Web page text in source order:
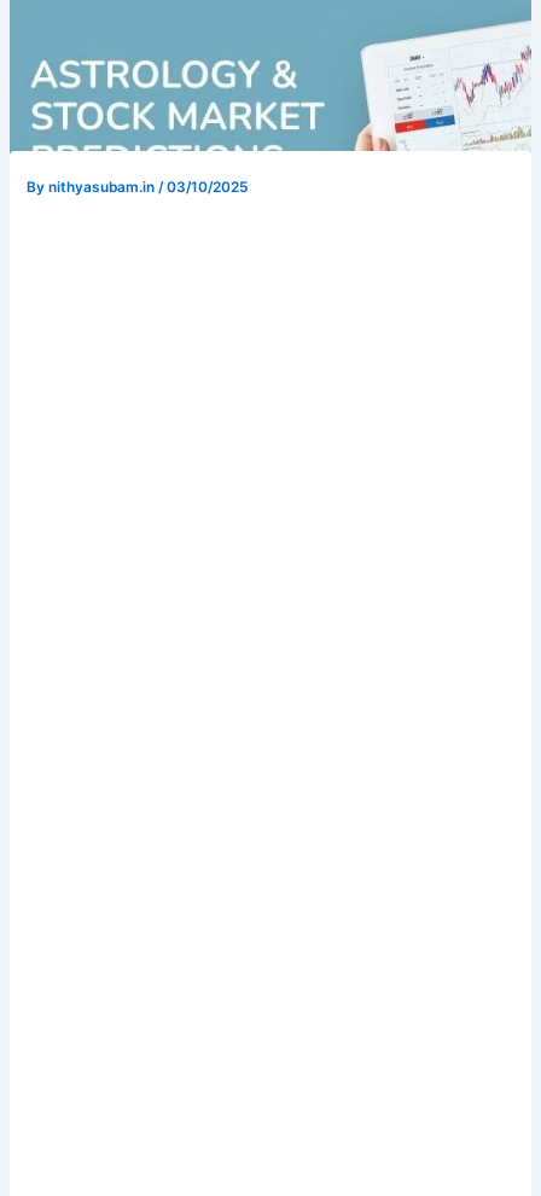
Bynithyasubam.in /03/10/2025